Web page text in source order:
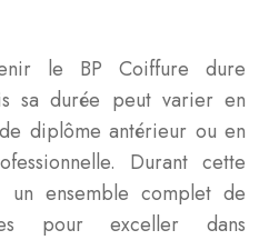
le BP Coiffure dure
sa durée peut varier en
diplôme antérieur ou en
Durant cette
un ensemble complet de
pour exceller dans